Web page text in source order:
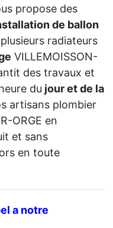
propose des
de ballon
radiateurs
VILLEMOISSON-
des travaux et
du jour et de la
artisans plombier
ORGE en
et sans
en toute
a notre